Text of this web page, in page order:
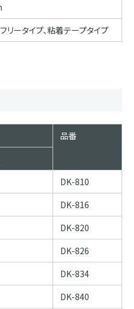
リータイプ、粘着テープタイプ
品番
DK-810
DK-816
DK-820
DK-826
DK-834
DK-840